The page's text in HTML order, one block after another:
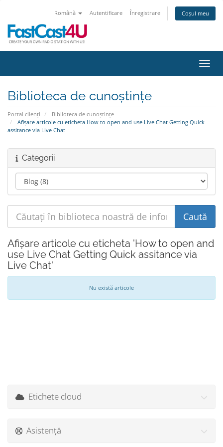
Română Autentificare Înregistrare Coșul meu
Biblioteca de cunoștințe
Portal clienți
Biblioteca de cunoștințe
Afișare articole cu eticheta How to open and use Live Chat Getting Quick
assitance via Live Chat
Categorii
Afișare articole cu eticheta 'How to open and
use Live Chat Getting Quick assitance via
Live Chat'
Nu există articole
Etichete cloud
Asistență